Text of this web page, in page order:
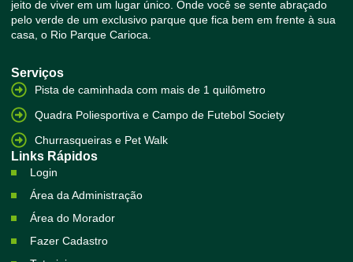
jeito de viver em um lugar único. Onde você se sente abraçado
pelo verde de um exclusivo parque que fica bem em frente à sua
casa, o Rio Parque Carioca.
Serviços
Pista de caminhada com mais de 1 quilômetro
Quadra Poliesportiva e Campo de Futebol Society
Churrasqueiras e Pet Walk
Links Rápidos
Login
Área da Administração
Área do Morador
Fazer Cadastro